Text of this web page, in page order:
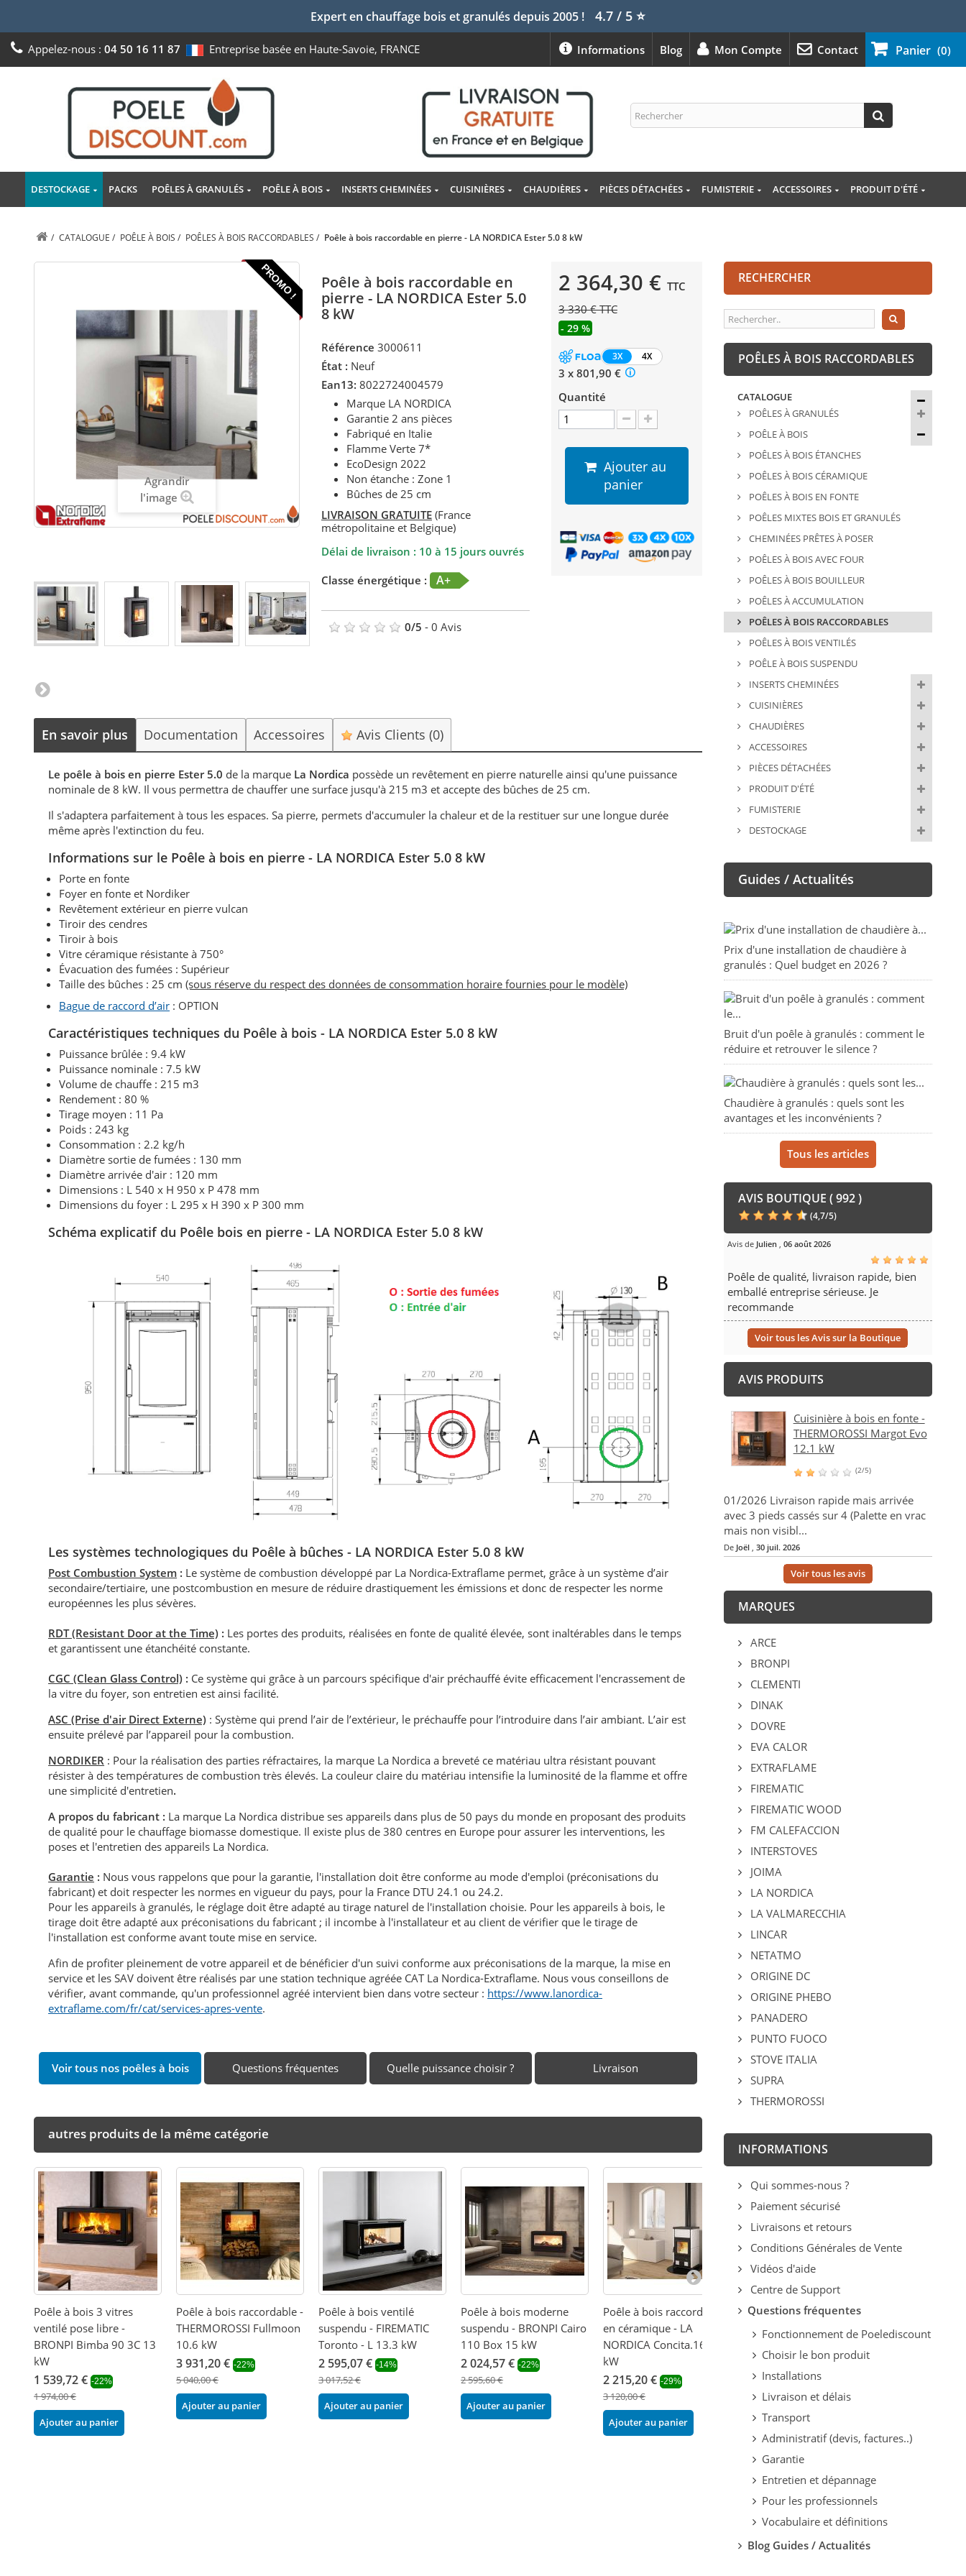
Expert en chauffage bois et granulés depuis 2005 ! 4.7 / 5⭐
Panier (0)
Appelez-nous : 04 50 16 11 87 Entreprise basée en Haute-Savoie, FRANCE Contact
Mon Compte
Blog
Informations
DESTOCKAGE PACKS POÊLES À GRANULÉS POÊLE À BOIS INSERTS CHEMINÉES CUISINIÈRES CHAUDIÈRES PIÈCES DÉTACHÉES FUMISTERIE ACCESSOIRES PRODUIT D'ÉTÉ
/ CATALOGUE / POÊLE À BOIS / POÊLES À BOIS RACCORDABLES / Poêle à bois raccordable en pierre - LA NORDICA Ester 5.0 8 kW
PROMO !
Agrandir
l'image
Poêle à bois raccordable en
pierre - LA NORDICA Ester 5.0
8 kW
Référence 3000611
État : Neuf
Ean13: 8022724004579
Marque LA NORDICA
Garantie 2 ans pièces
Fabriqué en Italie
Flamme Verte 7*
EcoDesign 2022
Non étanche : Zone 1
Bûches de 25 cm
LIVRAISON GRATUITE (France
métropolitaine et Belgique)
Délai de livraison : 10 à 15 jours ouvrés
Classe énergétique :
A+
0/5 - 0 Avis
2 364,30 € TTC
3 330 € TTC
- 29 %
3X 4X
3 x 801,90 €
Quantité
Ajouter au
panier
En savoir plus Documentation Accessoires Avis Clients(0)
Le poêle à bois en pierre Ester 5.0 de la marque La Nordica possède un revêtement en pierre naturelle ainsi qu'une puissance
nominale de 8 kW. Il vous permettra de chauffer une surface jusqu'à 215 m3 et accepte des bûches de 25 cm.
Il s'adaptera parfaitement à tous les espaces. Sa pierre, permets d'accumuler la chaleur et de la restituer sur une longue durée
même après l'extinction du feu.
Informations sur le Poêle à bois en pierre - LA NORDICA Ester 5.0 8 kW
Porte en fonte
Foyer en fonte et Nordiker
Revêtement extérieur en pierre vulcan
Tiroir des cendres
Tiroir à bois
Vitre céramique résistante à 750°
Évacuation des fumées : Supérieur
Taille des bûches : 25 cm(sous réserve du respect des données de consommation horaire fournies pour le modèle)
Bague de raccord d’air : OPTION
Caractéristiques techniques du Poêle à bois - LA NORDICA Ester 5.0 8 kW
Puissance brûlée : 9.4 kW
Puissance nominale : 7.5 kW
Volume de chauffe : 215 m3
Rendement : 80 %
Tirage moyen : 11 Pa
Poids : 243 kg
Consommation : 2.2 kg/h
Diamètre sortie de fumées : 130 mm
Diamètre arrivée d'air : 120 mm
Dimensions : L 540 x H 950 x P 478 mm
Dimensions du foyer : L 295 x H 390 x P 300 mm
Schéma explicatif du Poêle bois en pierre - LA NORDICA Ester 5.0 8 kW
Les systèmes technologiques du Poêle à bûches - LA NORDICA Ester 5.0 8 kW
Post Combustion System : Le système de combustion développé par La Nordica-Extraflame permet, grâce à un système d’air
secondaire/tertiaire, une postcombustion en mesure de réduire drastiquement les émissions et donc de respecter les norme
européennes les plus sévères.
RDT (Resistant Door at the Time) : Les portes des produits, réalisées en fonte de qualité élevée, sont inaltérables dans le temps
et garantissent une étanchéité constante.
CGC (Clean Glass Control) : Ce système qui grâce à un parcours spécifique d'air préchauffé évite efficacement l'encrassement de
la vitre du foyer, son entretien est ainsi facilité.
ASC (Prise d'air Direct Externe) : Système qui prend l’air de l’extérieur, le préchauffe pour l’introduire dans l’air ambiant. L’air est
ensuite prélevé par l’appareil pour la combustion.
NORDIKER : Pour la réalisation des parties réfractaires, la marque La Nordica a breveté ce matériau ultra résistant pouvant
résister à des températures de combustion très élevés. La couleur claire du matériau intensifie la luminosité de la flamme et offre
une simplicité d'entretien.
A propos du fabricant : La marque La Nordica distribue ses appareils dans plus de 50 pays du monde en proposant des produits
de qualité pour le chauffage biomasse domestique. Il existe plus de 380 centres en Europe pour assurer les interventions, les
poses et l'entretien des appareils La Nordica.
Garantie : Nous vous rappelons que pour la garantie, l'installation doit être conforme au mode d'emploi (préconisations du
fabricant) et doit respecter les normes en vigueur du pays, pour la France DTU 24.1 ou 24.2.
Pour les appareils à granulés, le réglage doit être adapté au tirage naturel de l'installation choisie. Pour les appareils à bois, le
tirage doit être adapté aux préconisations du fabricant ; il incombe à l'installateur et au client de vérifier que le tirage de
l'installation est conforme avant toute mise en service.
Afin de profiter pleinement de votre appareil et de bénéficier d'un suivi conforme aux préconisations de la marque, la mise en
service et les SAV doivent être réalisés par une station technique agréée CAT La Nordica-Extraflame. Nous vous conseillons de
vérifier, avant commande, qu'un professionnel agréé intervient bien dans votre secteur : https://www.lanordica-
extraflame.com/fr/cat/services-apres-vente.
Voir tous nos poêles à bois Questions fréquentes Quelle puissance choisir ? Livraison
autres produits de la même catégorie
Poêle à bois 3 vitres
ventilé pose libre -
BRONPI Bimba 90 3C 13
kW
1 539,72 € -22%
1 974,00 €
Ajouter au panier
Poêle à bois raccordable -
THERMOROSSI Fullmoon
10.6 kW
3 931,20 € -22%
5 040,00 €
Ajouter au panier
Poêle à bois ventilé
suspendu - FIREMATIC
Toronto - L 13.3 kW
2 595,07 € -14%
3 017,52 €
Ajouter au panier
Poêle à bois moderne
suspendu - BRONPI Cairo
110 Box 15 kW
2 024,57 € -22%
2 595,60 €
Ajouter au panier
Poêle à bois raccordable
en céramique - LA
NORDICA Concita.16 11.8
kW
2 215,20 € -29%
3 120,00 €
Ajouter au panier
Poêle à bois 3 vitres
ventilé pose libre -
kW
1 421,78 € -22%
1 822,80 €
Ajouter au panier
LA NORDICA
RECHERCHER
POÊLES À BOIS RACCORDABLES
CATALOGUE
POÊLES À GRANULÉS
POÊLE À BOIS
POÊLES À BOIS ÉTANCHES
POÊLES À BOIS CÉRAMIQUE
POÊLES À BOIS EN FONTE
POÊLES MIXTES BOIS ET GRANULÉS
CHEMINÉES PRÊTES À POSER
POÊLES À BOIS AVEC FOUR
POÊLES À BOIS BOUILLEUR
POÊLES À ACCUMULATION
POÊLES À BOIS RACCORDABLES
POÊLES À BOIS VENTILÉS
POÊLE À BOIS SUSPENDU
INSERTS CHEMINÉES
CUISINIÈRES
CHAUDIÈRES
ACCESSOIRES
PIÈCES DÉTACHÉES
PRODUIT D'ÉTÉ
FUMISTERIE
DESTOCKAGE
Guides / Actualités
Prix d'une installation de chaudière à
granulés : Quel budget en 2026 ?
Bruit d'un poêle à granulés : comment le
réduire et retrouver le silence ?
Chaudière à granulés : quels sont les
avantages et les inconvénients ?
Tous les articles
AVIS BOUTIQUE ( 992 )
(4,7/5)
Avis de Julien, 06 août 2026
Poêle de qualité, livraison rapide, bien
emballé entreprise sérieuse. Je
recommande
Voir tous les Avis sur la Boutique
AVIS PRODUITS
Cuisinière à bois en fonte -
THERMOROSSI Margot Evo
12.1 kW
(2/5)
01/2026 Livraison rapide mais arrivée
avec 3 pieds cassés sur 4 (Palette en vrac
mais non visibl...
De Joël, 30 juil. 2026
Voir tous les avis
MARQUES
ARCE
BRONPI
CLEMENTI
DINAK
DOVRE
EVA CALOR
EXTRAFLAME
FIREMATIC
FIREMATIC WOOD
FM CALEFACCION
INTERSTOVES
JOIMA
LA NORDICA
LA VALMARECCHIA
LINCAR
NETATMO
ORIGINE DC
ORIGINE PHEBO
PANADERO
PUNTO FUOCO
STOVE ITALIA
SUPRA
THERMOROSSI
INFORMATIONS
Qui sommes-nous ?
Paiement sécurisé
Livraisons et retours
Conditions Générales de Vente
Vidéos d'aide
Centre de Support
Questions fréquentes
Fonctionnement de Poelediscount
Choisir le bon produit
Installations
Livraison et délais
Transport
Administratif (devis, factures..)
Garantie
Entretien et dépannage
Pour les professionnels
Vocabulaire et définitions
Blog Guides / Actualités